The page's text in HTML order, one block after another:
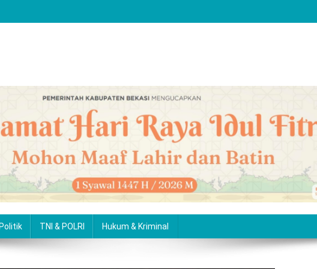
Politik TNI & POLRI Hukum & Kriminal